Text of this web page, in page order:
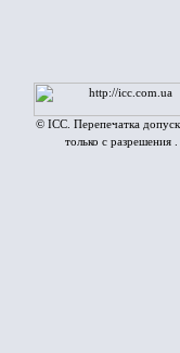
© ICC. Перепечатка
только с разрешения .